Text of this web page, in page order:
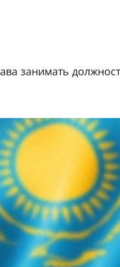
занимать